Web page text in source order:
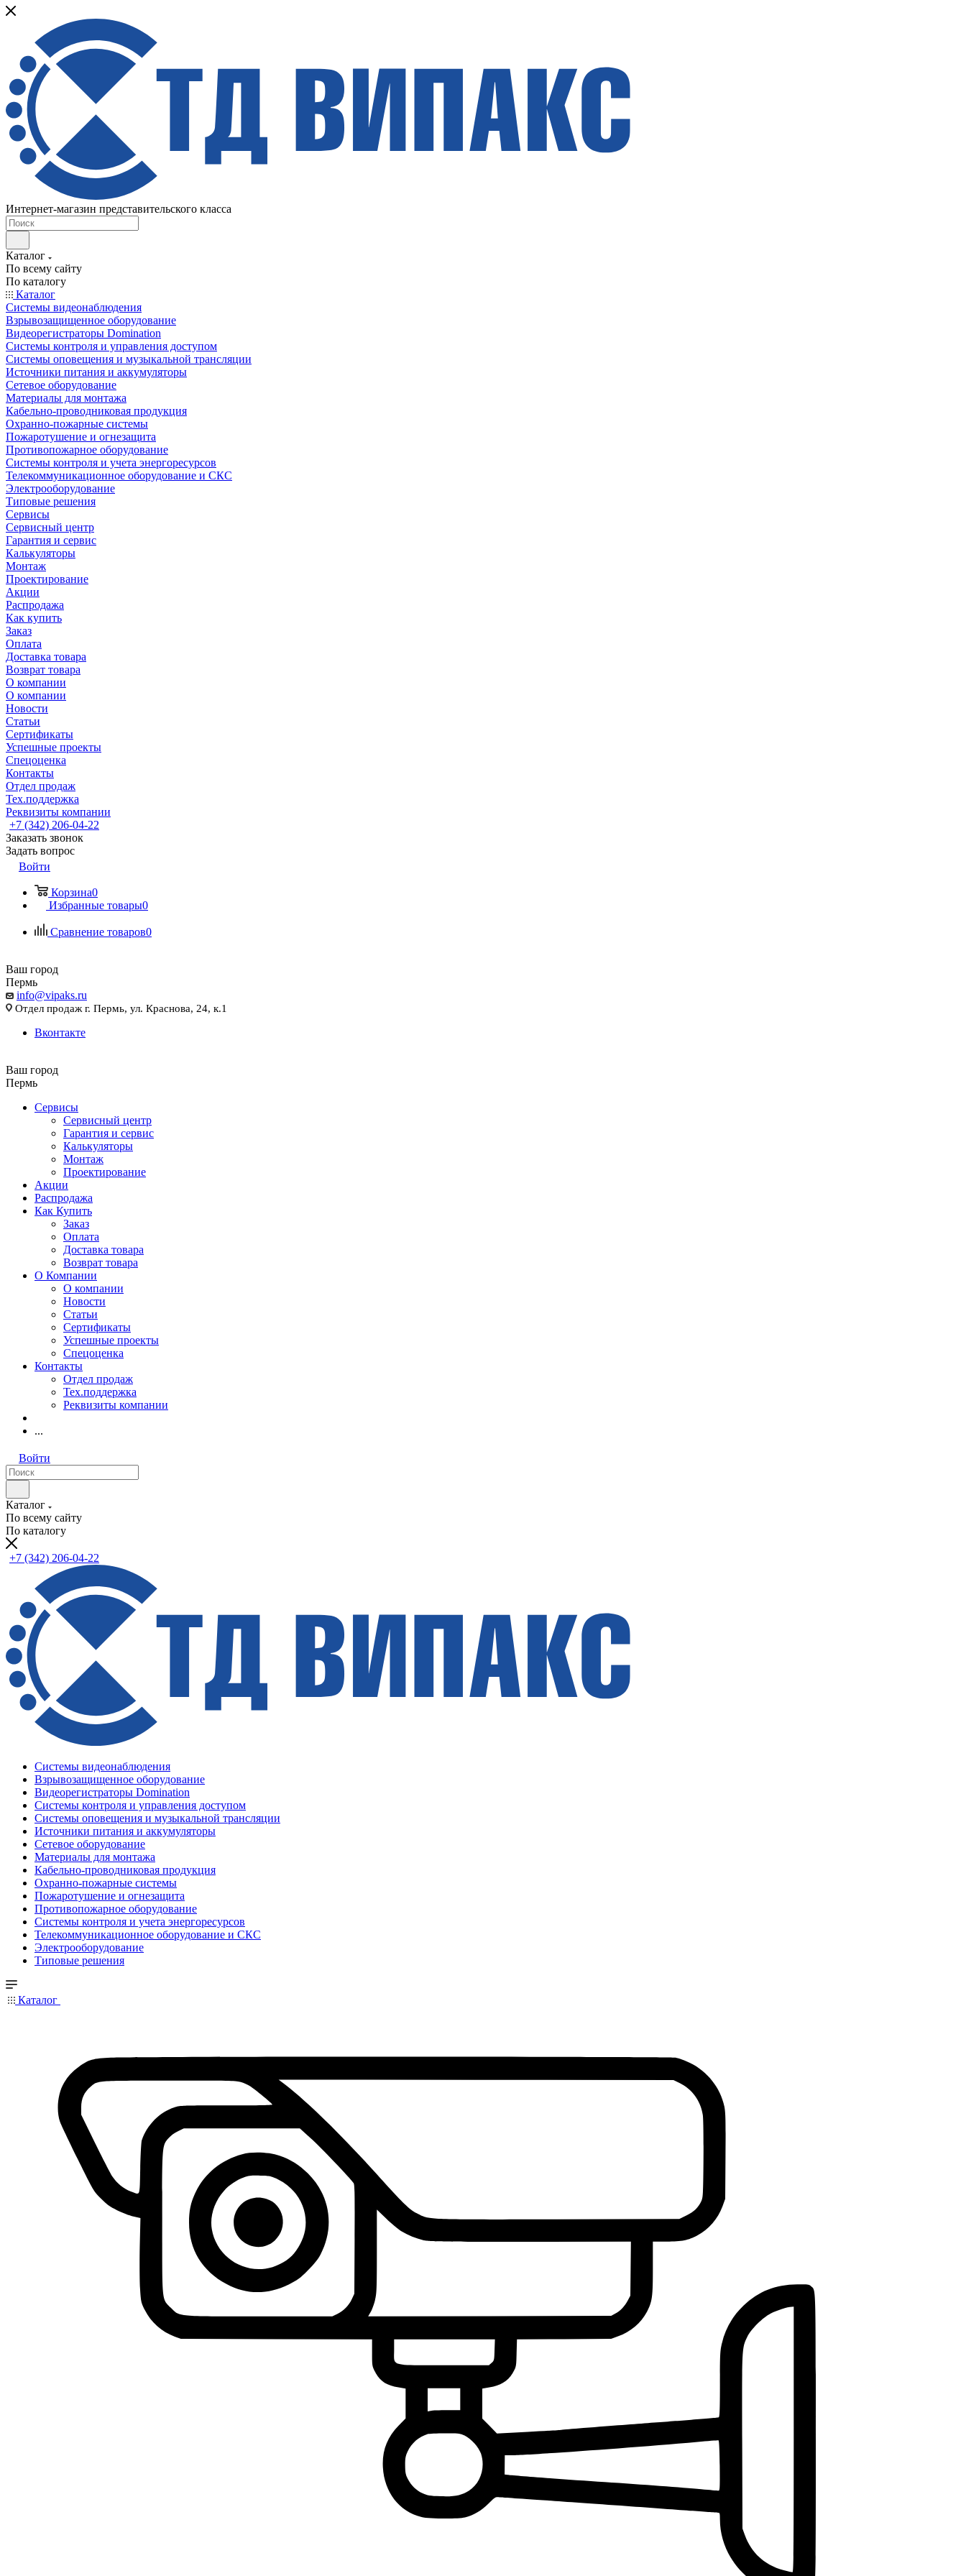
Интернет-магазин представительского класса
Каталог
По всему сайту
По каталогу
Каталог
Системы видеонаблюдения
Взрывозащищенное оборудование
Видеорегистраторы Domination
Системы контроля и управления доступом
Системы оповещения и музыкальной трансляции
Источники питания и аккумуляторы
Сетевое оборудование
Материалы для монтажа
Кабельно-проводниковая продукция
Охранно-пожарные системы
Пожаротушение и огнезащита
Противопожарное оборудование
Системы контроля и учета энергоресурсов
Телекоммуникационное оборудование и СКС
Электрооборудование
Типовые решения
Сервисы
Сервисный центр
Гарантия и сервис
Калькуляторы
Монтаж
Проектирование
Акции
Распродажа
Как купить
Заказ
Оплата
Доставка товара
Возврат товара
О компании
О компании
Новости
Статьи
Сертификаты
Успешные проекты
Спецоценка
Контакты
Отдел продаж
Тех.поддержка
Реквизиты компании
+7 (342) 206-04-22
Заказать звонок
Задать вопрос
Войти
Корзина0
Избранные товары0
Сравнение товаров0
Ваш город
Пермь
info@vipaks.ru
Отдел продаж г. Пермь, ул. Краснова, 24, к.1
Вконтакте
Ваш город
Пермь
Сервисы
Сервисный центр
Гарантия и сервис
Калькуляторы
Монтаж
Проектирование
Акции
Распродажа
Как Купить
Заказ
Оплата
Доставка товара
Возврат товара
О Компании
О компании
Новости
Статьи
Сертификаты
Успешные проекты
Спецоценка
Контакты
Отдел продаж
Тех.поддержка
Реквизиты компании
...
Войти
Каталог
По всему сайту
По каталогу
+7 (342) 206-04-22
Системы видеонаблюдения
Взрывозащищенное оборудование
Видеорегистраторы Domination
Системы контроля и управления доступом
Системы оповещения и музыкальной трансляции
Источники питания и аккумуляторы
Сетевое оборудование
Материалы для монтажа
Кабельно-проводниковая продукция
Охранно-пожарные системы
Пожаротушение и огнезащита
Противопожарное оборудование
Системы контроля и учета энергоресурсов
Телекоммуникационное оборудование и СКС
Электрооборудование
Типовые решения
Каталог